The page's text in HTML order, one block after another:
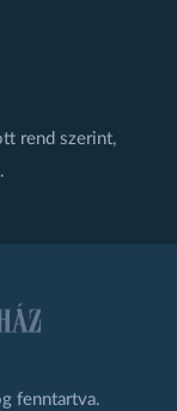
rend szerint,
fenntartva.